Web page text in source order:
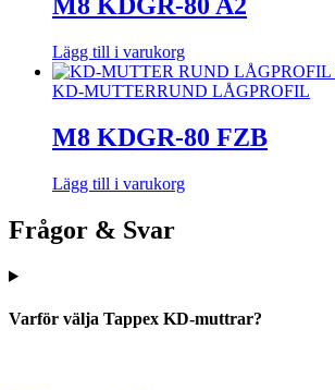
M8 KDGR-80 A2
Lägg till i varukorg
KD-MUTTERRUND LÅGPROFIL
M8 KDGR-80 FZB
Lägg till i varukorg
Frågor & Svar
Varför välja Tappex KD-muttrar?